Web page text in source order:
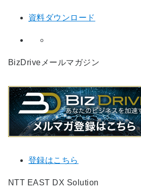
資料ダウンロード
BizDriveメールマガジン
登録はこちら
NTT EAST DX Solution